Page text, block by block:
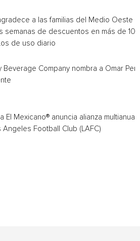
a las familias del Medio Oeste
semanas de descuentos en más de
de uso diario
Beverage Company nombra a Omar
El Mexicano® anuncia alianza multianual
Angeles Football Club (LAFC)